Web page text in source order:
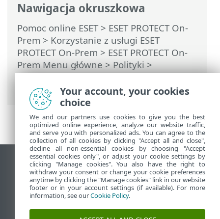
Nawigacja okruszkowa
Pomoc online ESET> ESET PROTECT On-
Prem > Korzystanie z usługi ESET
PROTECT On-Prem > ESET PROTECT On-
Prem Menu główne>Polityki>
Stosowanie polityk w odniesieniu do
klientów
> Scalanie polityk
Wyświetl witrynę internetową dla
komputerów
End of Life
Baza wiedzy ESET
Your account, your cookies
choice
We and our partners use cookies to give you the best
optimized online experience, analyze our website traffic,
and serve you with personalized ads. You can agree to the
collection of all cookies by clicking "Accept all and close",
decline all non-essential cookies by choosing "Accept
essential cookies only", or adjust your cookie settings by
clicking "Manage cookies". You also have the right to
withdraw your consent or change your cookie preferences
anytime by clicking the "Manage cookies" link in our website
footer or in your account settings (if available). For more
information, see ourCookie Policy.